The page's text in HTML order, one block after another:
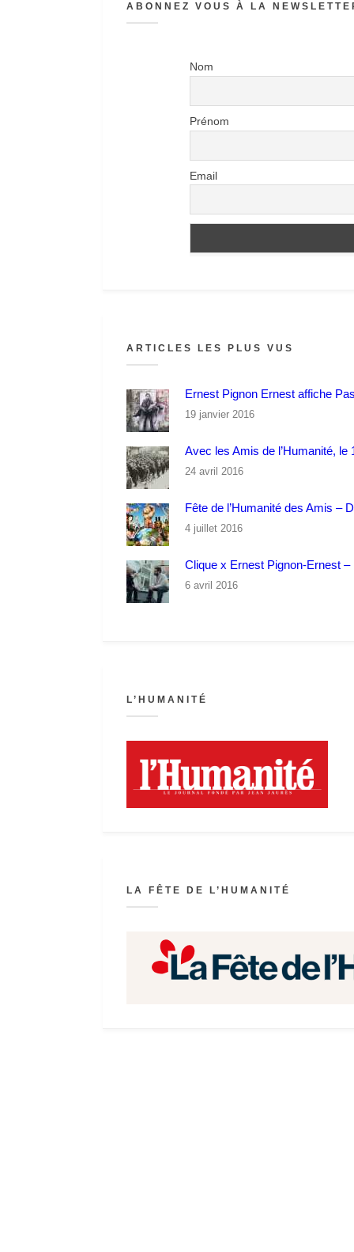
ABONNEZ VOUS À LA
Nom
Prénom
Email
ARTICLES LES PLUS VUS
Ernest Pignon Ernest affiche
19 janvier 2016
Avec les Amis de l’Humanité, le
24 avril 2016
Fête de l’Humanité des Amis –
4 juillet 2016
Clique x Ernest Pignon-Ernest
6 avril 2016
L’HUMANITÉ
LA FÊTE DE L’HUMANITÉ